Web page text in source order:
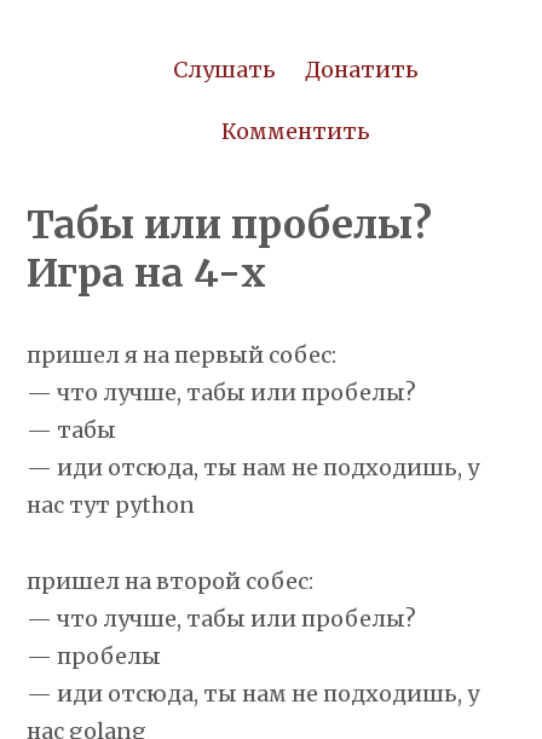
Слушать Донатить
Комментить
Табы или пробелы?
Игра на 4-х
пришел я на первый собес:
— что лучше, табы или пробелы?
— табы
— иди отсюда, ты нам не подходишь, у
нас тут python
пришел на второй собес:
— что лучше, табы или пробелы?
— пробелы
— иди отсюда, ты нам не подходишь, у
нас golang